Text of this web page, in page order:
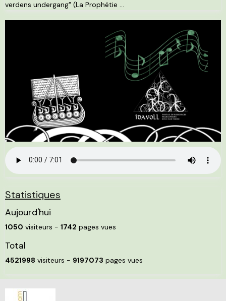
verdens undergang" (La Prophétie ...
Statistiques
Aujourd'hui
1050 visiteurs - 1742 pages vues
Total
4521998 visiteurs - 9197073 pages vues